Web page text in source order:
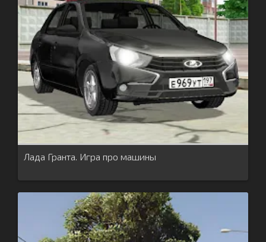
Лада Гранта. Игра про машины